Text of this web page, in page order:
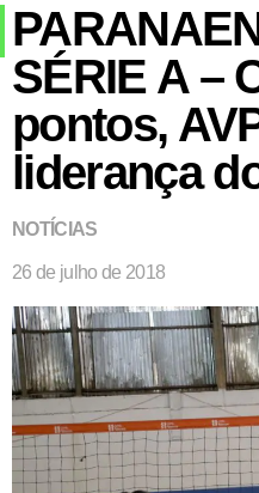
SÉRIE A –
pontos,
liderança
NOTÍCIAS
26 de julho de 2018